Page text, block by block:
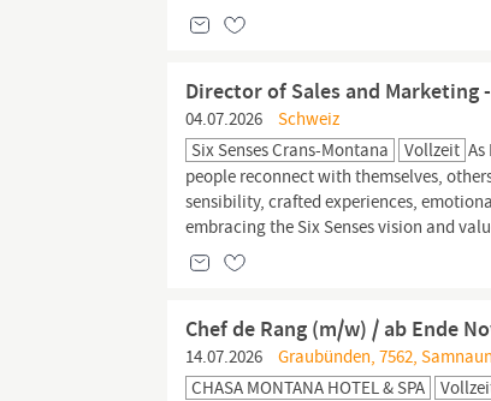
Director of Sales and Marketing
04.07.2026
Schweiz
Six Senses Crans-Montana
Vollzeit
people reconnect with themselves,
sensibility, crafted experiences,
embracing the Six Senses vision and
Chef de Rang (m/w) / ab Ende
14.07.2026
Graubünden, 7562, Samnaun
CHASA MONTANA HOTEL & SPA